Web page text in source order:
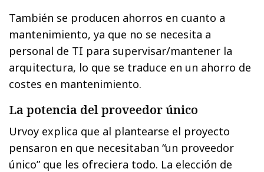
También se producen ahorros en cuanto a
mantenimiento, ya que no se necesita a
personal de TI para supervisar/mantener la
arquitectura, lo que se traduce en un ahorro de
costes en mantenimiento.
La potencia del proveedor único
Urvoy explica que al plantearse el proyecto
pensaron en que necesitaban “un proveedor
único” que les ofreciera todo. La elección de